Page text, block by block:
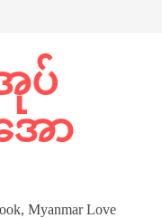
ပ်
ော
Myanmar Love